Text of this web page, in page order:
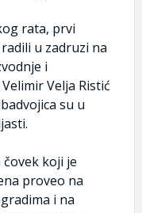
rata, prvi
u zadruzi na
i
Velja Ristić
su u
čovek koji je
proveo na
i na